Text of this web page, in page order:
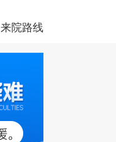
来院路线